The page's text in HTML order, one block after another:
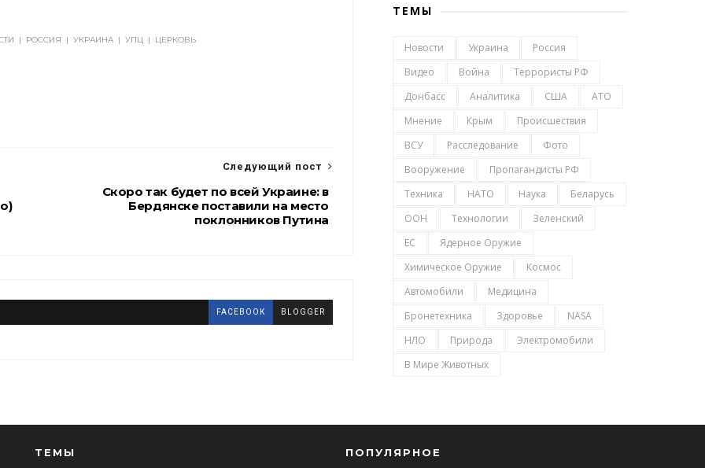
| РОССИЯ | УКРАИНА | УПЦ | ЦЕРКОВЬ
Следующий пост
Скоро так будет по всей Украине: в
Бердянске поставили на место
поклонников Путина
FACEBOOK BLOGGER
ТЕМЫ
Новости Украина
Россия
Видео
Война
Террористы РФ
Донбасс
Аналитика США
АТО
Мнение
Крым
Происшествия
ВСУ
Расследование
Фото
Вооружение
Пропагандисты РФ
Техника
НАТО Наука
Беларусь
ООН
Технологии
Зеленский
ЕС
Ядерное Оружие
Химическое Оружие
Космос
Автомобили
Медицина
Бронетехника
Здоровье
NASA
НЛО
Природа
Электромобили
В Мире Животных
ТЕМЫ ПОПУЛЯРНОЕ